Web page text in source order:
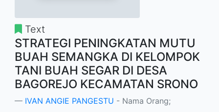
Text
STRATEGI PENINGKATAN MUTU
BUAH SEMANGKA DI KELOMPOK
TANI BUAH SEGAR DI DESA
BAGOREJO KECAMATAN SRONO
IVAN ANGIE PANGESTU - Nama Orang;